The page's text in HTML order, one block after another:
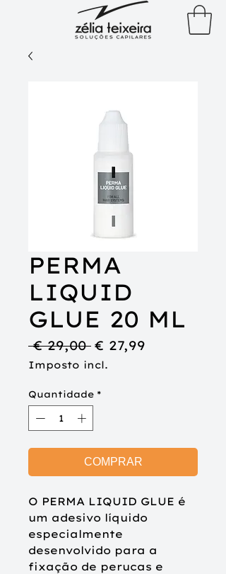
PERMA
LIQUID
GLUE 20 ML
€ 29,00 Preço
normal
€ 27,99
Imposto incl.
Quantidade *
COMPRAR
O PERMA LIQUID GLUE é
um adesivo líquido
especialmente
desenvolvido para a
fixação de perucas e